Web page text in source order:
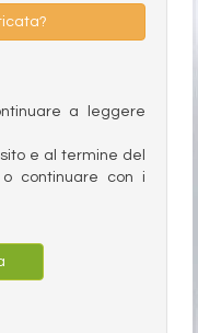
a leggere
e al termine del
continuare con i